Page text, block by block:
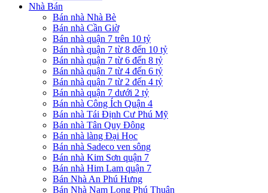
Nhà Bán
Bán nhà Nhà Bè
Bán nhà Cần Giờ
Bán nhà quận 7 trên 10 tỷ
Bán nhà quận 7 từ 8 đến 10 tỷ
Bán nhà quận 7 từ 6 đến 8 tỷ
Bán nhà quận 7 từ 4 đến 6 tỷ
Bán nhà quận 7 từ 2 đến 4 tỷ
Bán nhà quận 7 dưới 2 tỷ
Bán nhà Công Ích Quận 4
Bán nhà Tái Định Cư Phú Mỹ
Bán nhà Tân Quy Đông
Bán nhà làng Đại Học
Bán nhà Sadeco ven sông
Bán nhà Kim Sơn quận 7
Bán nhà Him Lam quận 7
Bán Nhà An Phú Hưng
Bán Nhà Nam Long Phú Thuận